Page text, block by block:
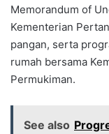
Memorandum of
Kementerian
pangan, serta
rumah bersama
Permukiman.
See also